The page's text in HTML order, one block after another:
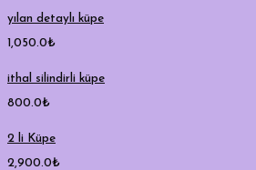
yılan detaylı küpe
1,050.0₺
ithal silindirli küpe
800.0₺
2 li Küpe
2,900.0₺